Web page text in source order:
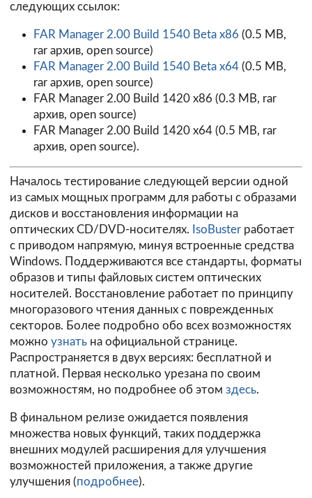
следующих ссылок:
FAR Manager 2.00 Build 1540 Beta x86 (0.5 MB,
rar архив, open source)
FAR Manager 2.00 Build 1540 Beta x64(0.5 MB,
rar архив, open source)
FAR Manager 2.00 Build 1420 x86 (0.3 MB, rar
архив, open source)
FAR Manager 2.00 Build 1420 x64(0.5 MB, rar
архив, open source).
Началось тестирование следующей версии одной
из самых мощных программ для работы с образами
дисков и восстановления информации на
оптических CD/DVD-носителях. IsoBuster работает
с приводом напрямую, минуя встроенные средства
Windows. Поддерживаются все стандарты, форматы
образов и типы файловых систем оптических
носителей. Восстановление работает по принципу
многоразового чтения данных с поврежденных
секторов. Более подробно обо всех возможностях
можно узнать на официальной странице.
Распространяется в двух версиях: бесплатной и
платной. Первая несколько урезана по своим
возможностям, но подробнее об этом здесь.
В финальном релизе ожидается появления
множества новых функций, таких поддержка
внешних модулей расширения для улучшения
возможностей приложения, а также другие
улучшения (подробнее).